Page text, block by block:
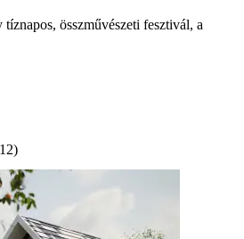
összművészeti fesztivál, a